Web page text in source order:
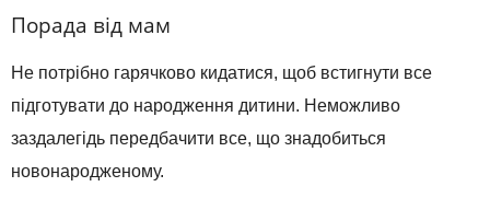
Порада від мам
Не потрібно гарячково кидатися, щоб встигнути все
підготувати до народження дитини. Неможливо
заздалегідь передбачити все, що знадобиться
новонародженому.